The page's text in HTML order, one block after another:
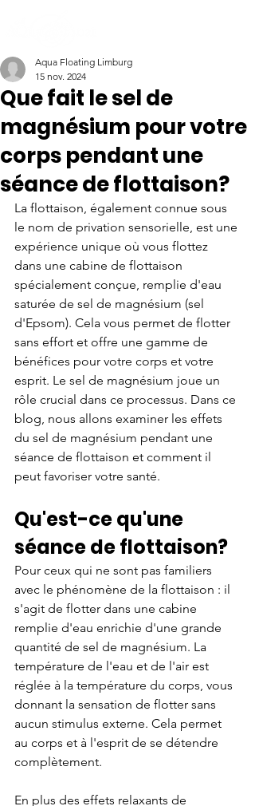
Que fait le sel de
magnésium pour votre
corps pendant une
séance de flottaison?
Aqua Floating Limburg
15 nov. 2024
La flottaison, également connue sous
le nom de privation sensorielle, est une
expérience unique où vous flottez
dans une cabine de flottaison
spécialement conçue, remplie d'eau
saturée de sel de magnésium (sel
d'Epsom). Cela vous permet de flotter
sans effort et offre une gamme de
bénéfices pour votre corps et votre
esprit. Le sel de magnésium joue un
rôle crucial dans ce processus. Dans ce
blog, nous allons examiner les effets
du sel de magnésium pendant une
séance de flottaison et comment il
peut favoriser votre santé.
Qu'est-ce qu'une
séance de flottaison?
Pour ceux qui ne sont pas familiers
avec le phénomène de la flottaison : il
s'agit de flotter dans une cabine
remplie d'eau enrichie d'une grande
quantité de sel de magnésium. La
température de l'eau et de l'air est
réglée à la température du corps, vous
donnant la sensation de flotter sans
aucun stimulus externe. Cela permet
au corps et à l'esprit de se détendre
complètement.
En plus des effets relaxants de